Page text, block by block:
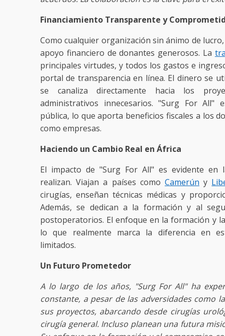
Financiamiento Transparente y
Como cualquier organización sin ánimo de
apoyo financiero de donantes generosos. La
principales virtudes, y todos los gastos e
portal de transparencia en línea. El dinero se
se canaliza directamente hacia los
administrativos innecesarios. "Surg For All"
pública, lo que aporta beneficios fiscales a los
como empresas.
Haciendo un Cambio Real en África
El impacto de "Surg For All" es evidente en
realizan. Viajan a países como Camerún y
cirugías, enseñan técnicas médicas y
Además, se dedican a la formación y al
postoperatorios. El enfoque en la formación y
lo que realmente marca la diferencia en
limitados.
Un Futuro Prometedor
A lo largo de los años, "Surg For All" ha
constante, a pesar de las adversidades como
sus proyectos, abarcando desde cirugías
cirugía general. Incluso planean una futura